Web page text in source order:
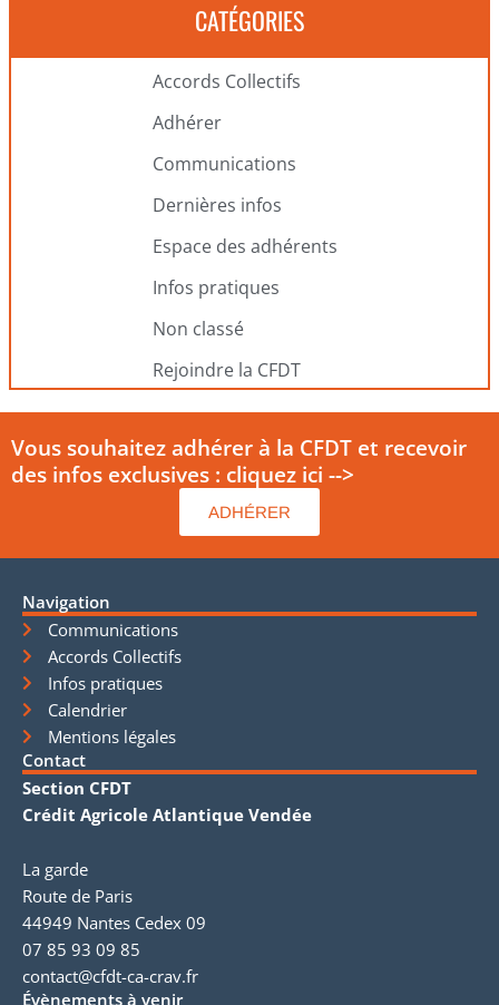
CATÉGORIES
Accords Collectifs
Adhérer
Communications
Dernières infos
Espace des adhérents
Infos pratiques
Non classé
Rejoindre la CFDT
Vous souhaitez adhérer à la CFDT et recevoir
des infos exclusives : cliquez ici -->
ADHÉRER
Navigation
Communications
Accords Collectifs
Infos pratiques
Calendrier
Mentions légales
Contact
Section CFDT
Crédit Agricole Atlantique Vendée
La garde
Route de Paris
44949 Nantes Cedex 09
07 85 93 09 85
contact@cfdt-ca-crav.fr
Évènements à venir